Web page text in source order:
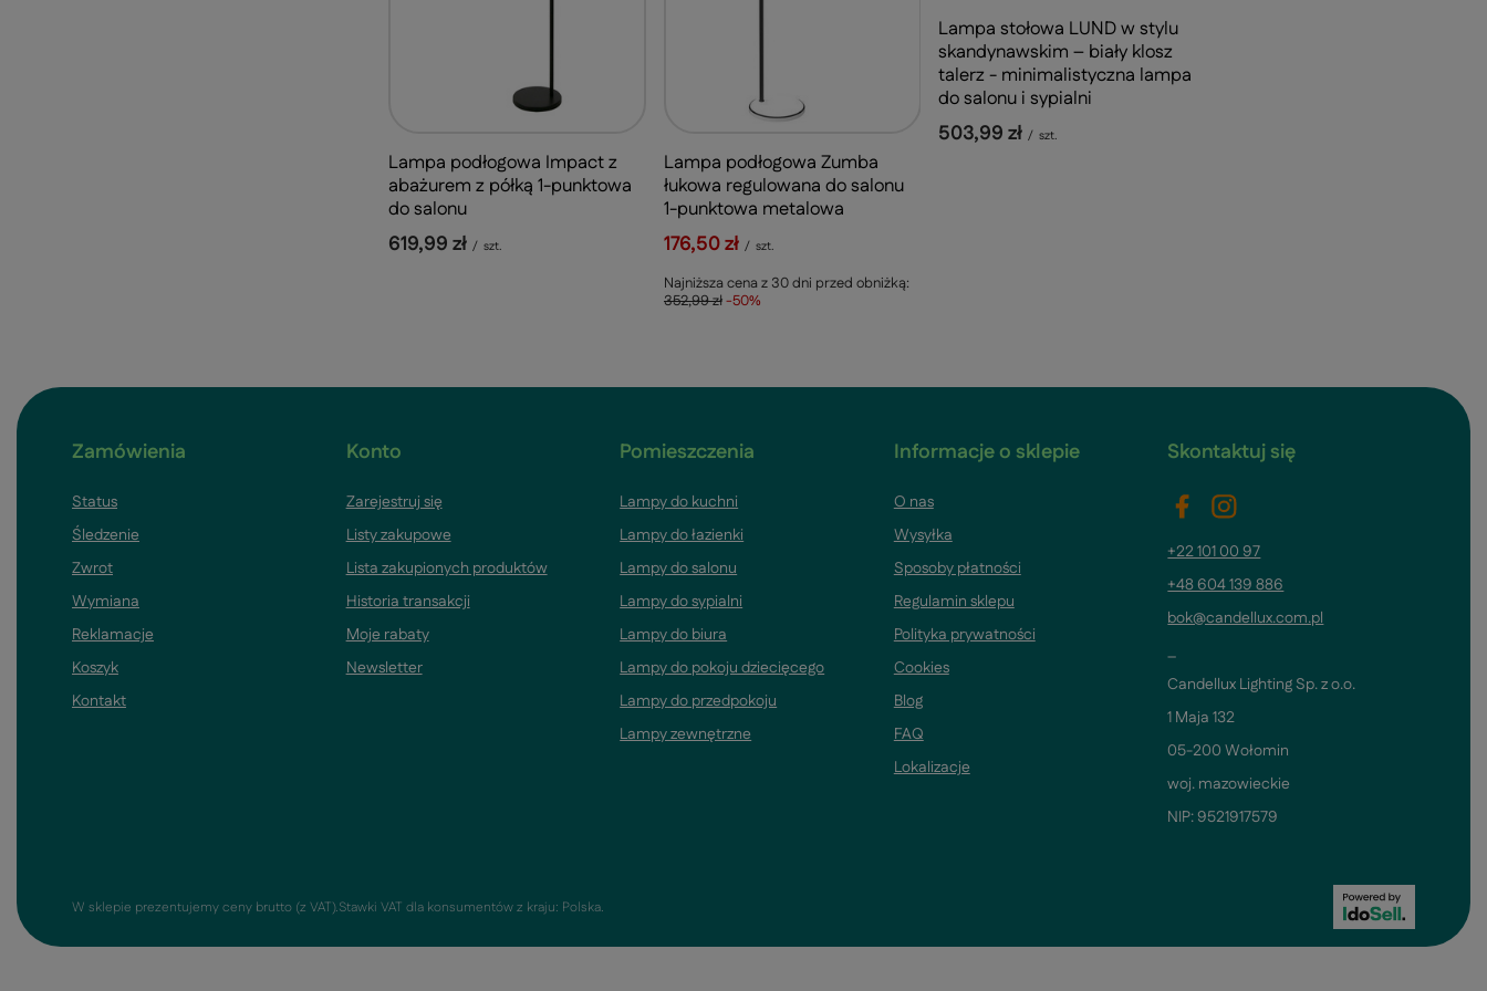
Lampa podłogowa Impact z
abażurem z półką 1-punktowa
do salonu
619,99 zł / szt.
Lampa podłogowa Zumba
łukowa regulowana do salonu
1-punktowa metalowa
176,50 zł / szt.
Najniższa cena z 30 dni przed obniżką:
352,99 zł-50%
Lampa stołowa LUND w stylu
skandynawskim – biały klosz
talerz - minimalistyczna lampa
do salonu i sypialni
503,99 zł / szt.
Zamówienia
Status
Śledzenie
Zwrot
Wymiana
Reklamacje
Koszyk
Kontakt
Konto
Zarejestruj się
Listy zakupowe
Lista zakupionych produktów
Historia transakcji
Moje rabaty
Newsletter
Pomieszczenia
Lampy do kuchni
Lampy do łazienki
Lampy do salonu
Lampy do sypialni
Lampy do biura
Lampy do pokoju dziecięcego
Lampy do przedpokoju
Lampy zewnętrzne
Informacje o sklepie
O nas
Wysyłka
Sposoby płatności
Regulamin sklepu
Polityka prywatności
Cookies
Blog
FAQ
Lokalizacje
Skontaktuj się
+22 101 00 97
+48 604 139 886
bok@candellux.com.pl
_
Candellux Lighting Sp. z o.o.
1 Maja 132
05-200 Wołomin
woj. mazowieckie
NIP: 9521917579
W sklepie prezentujemy ceny brutto (z VAT).Stawki VAT dla konsumentów z kraju: Polska.